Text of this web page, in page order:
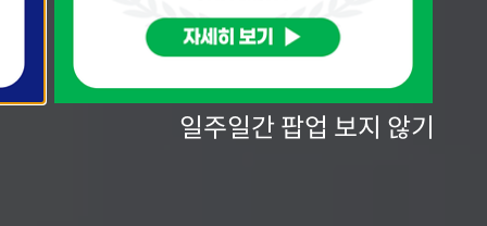
일주일간 팝업 보지 않기